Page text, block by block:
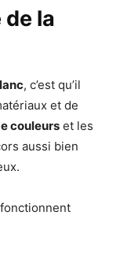
la
, c’est qu’il
et de
couleurs et les
aussi bien